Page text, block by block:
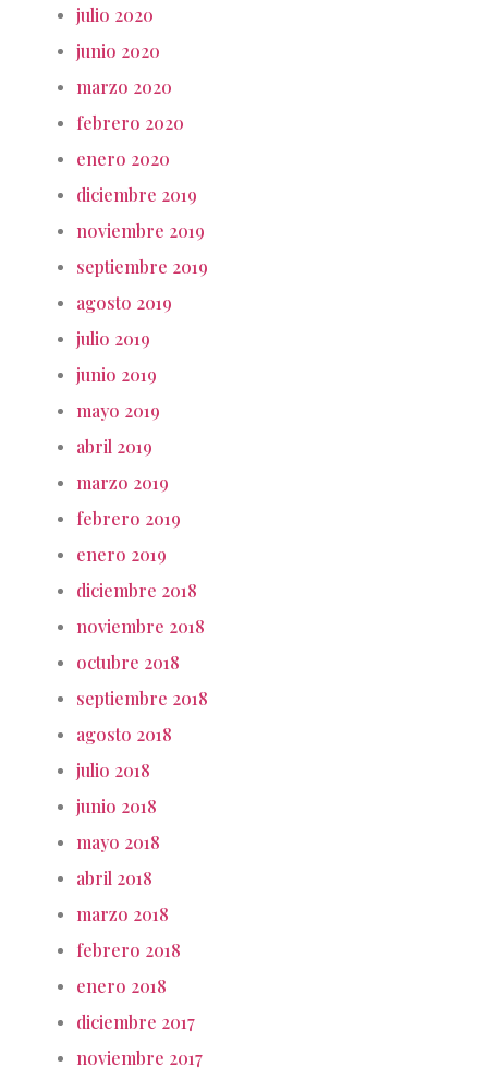
julio 2020
junio 2020
marzo 2020
febrero 2020
enero 2020
diciembre 2019
noviembre 2019
septiembre 2019
agosto 2019
julio 2019
junio 2019
mayo 2019
abril 2019
marzo 2019
febrero 2019
enero 2019
diciembre 2018
noviembre 2018
octubre 2018
septiembre 2018
agosto 2018
julio 2018
junio 2018
mayo 2018
abril 2018
marzo 2018
febrero 2018
enero 2018
diciembre 2017
noviembre 2017